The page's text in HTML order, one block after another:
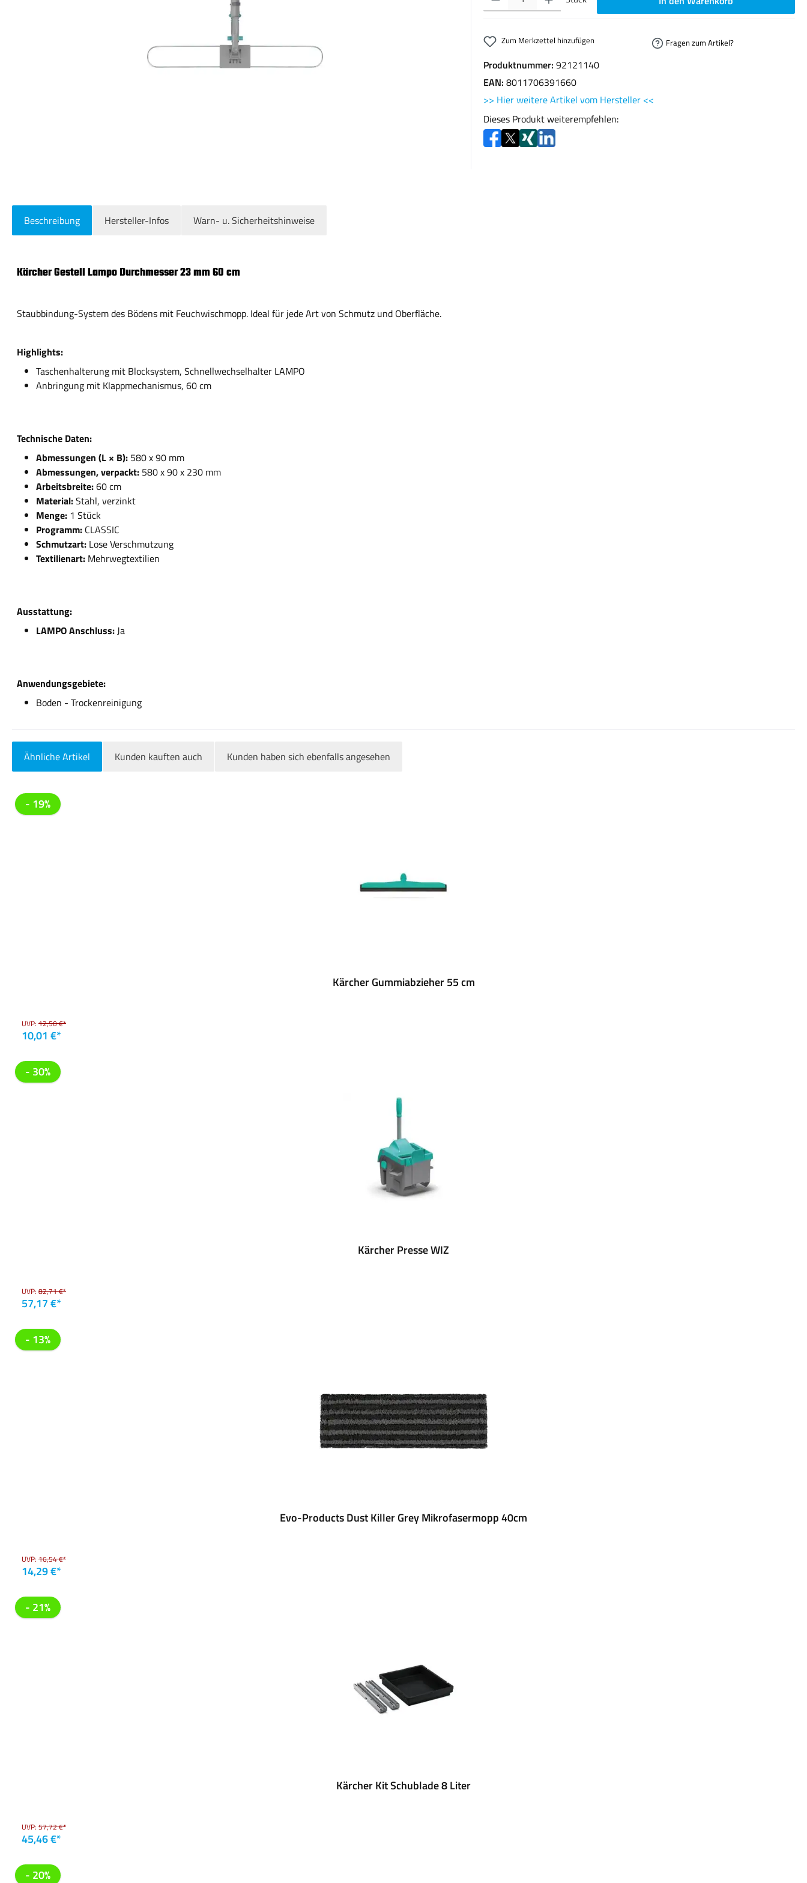
Zum Merkzettel hinzufügen Fragen zum Artikel?
Produktnummer: 92121140
EAN: 8011706391660
>> Hier weitere Artikel vom Hersteller <<
Dieses Produkt weiterempfehlen:
Beschreibung Hersteller-Infos Warn- u. Sicherheitshinweise
Kärcher Gestell Lampo Durchmesser 23 mm 60 cm
Staubbindung-System des Bödens mit Feuchwischmopp. Ideal für jede Art von Schmutz und Oberfläche.
Highlights:
Taschenhalterung mit Blocksystem, Schnellwechselhalter LAMPO
Anbringung mit Klappmechanismus, 60 cm
Technische Daten:
Abmessungen (L × B): 580 x 90 mm
Abmessungen, verpackt: 580 x 90 x 230 mm
Arbeitsbreite:60 cm
Material:Stahl, verzinkt
Menge: 1 Stück
Programm: CLASSIC
Schmutzart: Lose Verschmutzung
Textilienart: Mehrwegtextilien
Ausstattung:
LAMPO Anschluss:Ja
Anwendungsgebiete:
Boden - Trockenreinigung
Ähnliche Artikel Kunden kauften auch Kunden haben sich ebenfalls angesehen
Produktgalerie überspringen
- 19%
Kärcher Gummiabzieher 55 cm
UVP: 12,50 €*
10,01 €*
- 30%
Kärcher Presse WIZ
UVP: 82,71 €*
57,17 €*
- 13%
Evo-Products Dust Killer Grey Mikrofasermopp 40cm
UVP: 16,54 €*
14,29 €*
- 21%
Kärcher Kit Schublade 8 Liter
UVP: 57,72 €*
45,46 €*
- 20%